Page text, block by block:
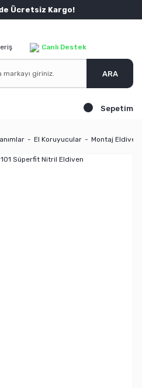
Ücretsiz Kargo!
Canlı Destek
ARA
Sepetim
El Koruyucular Montaj